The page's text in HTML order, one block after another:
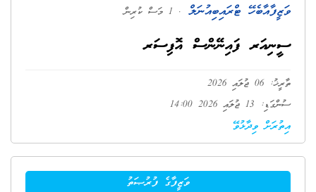
ވަޒީފާއާބެހޭ ޓްރައިބިއުނަލް . 1 މަސް ކުރިން
ސީނިއަރ ފައިނޭންސް އޮފިސަރ
ތާރީޚު: 06 ޖުލައި 2026
ސުންގަޑި: 13 ޖުލައި 2026 14:00
އިތުރަށް ވިދާޅުވޭ
ވަޒީފާގެ ފުރުޞަތު